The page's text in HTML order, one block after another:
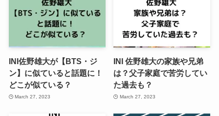
INI佐野雄大が【BTS・ジ
ン】に似ていると話題に！
どこが似ている？
March 27, 2023
INI 佐野雄大の家族や兄弟
は？父子家庭で苦労してい
た過去も？
March 27, 2023